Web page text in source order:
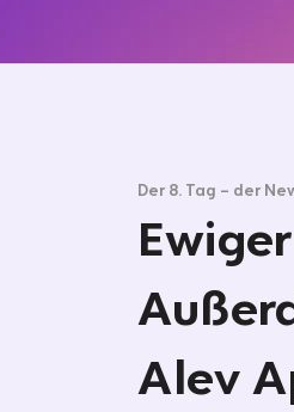
Der 8. Tag – der
Alev